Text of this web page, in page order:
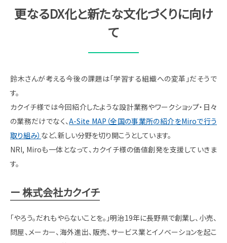
更なるDX化と新たな文化づくりに向け
て
鈴木さんが考える今後の課題は「学習する組織への変革」だそうで
す。
カクイチ様では今回紹介したような設計業務やワークショップ・日々
の業務だけでなく、A-Site MAP（全国の事業所の紹介をMiroで行う
取り組み） など、新しい分野を切り開こうとしています。
NRI, Miroも一体となって、カクイチ様の価値創発を支援していきま
す。
株式会社カクイチ
「やろう。だれもやらないことを。」明治19年に長野県で創業し、小売、
問屋、メーカー、海外進出、販売、サービス業とイノベーションを起こ